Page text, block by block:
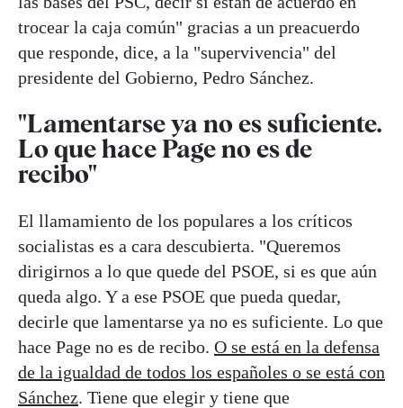
trocear la caja común" gracias a un preacuerdo
que responde, dice, a la "supervivencia" del
presidente del Gobierno, Pedro Sánchez.
"Lamentarse ya no es suficiente.
Lo que hace Page no es de
recibo"
El llamamiento de los populares a los críticos
socialistas es a cara descubierta. "Queremos
dirigirnos a lo que quede del PSOE, si es que aún
queda algo. Y a ese PSOE que pueda quedar,
decirle que lamentarse ya no es suficiente. Lo que
hace Page no es de recibo. O se está en la defensa
de la igualdad de todos los españoles o se está con
Sánchez. Tiene que elegir y tiene que